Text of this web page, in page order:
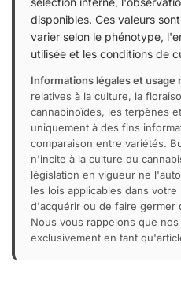
disponibles. Ces valeurs
varier selon le phénotype,
utilisée et les conditions de
Informations légales et usage
relatives à la culture, la
cannabinoïdes, les terpènes
uniquement à des fins
comparaison entre variétés.
n'incite à la culture du
législation en vigueur ne
les lois applicables dans
d'acquérir ou de faire germer
Nous vous rappelons que
exclusivement en tant